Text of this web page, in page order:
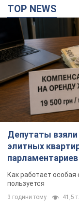
TOP NEWS
Депутаты
элитных
поселился
Как работает
пользуется
3 години тому 41,5 т.